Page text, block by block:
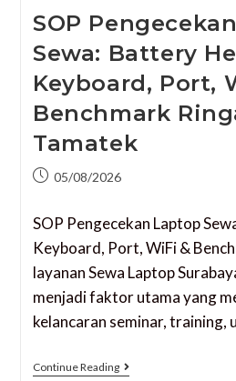
SOP
Sewa: Battery
Keyboard, Port,
Benchmark
Tamatek
05/08/2026
SOP Pengecekan Laptop
Keyboard, Port, WiFi &
layanan Sewa Laptop
menjadi faktor utama yang
kelancaran seminar, training,
Continue Reading